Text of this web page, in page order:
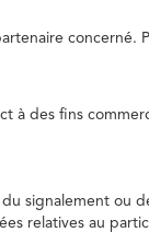
concerné.
à des fins
signalement ou
relatives au